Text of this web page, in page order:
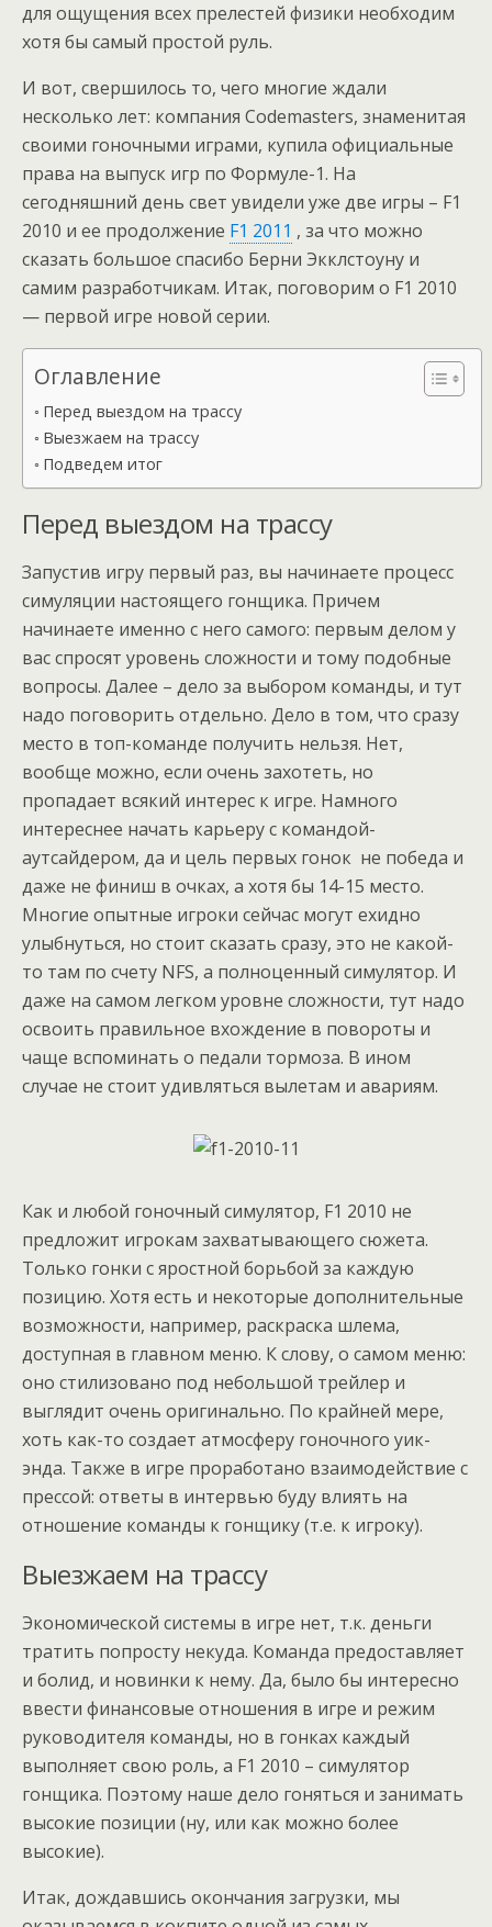
для ощущения всех прелестей физики необходим
хотя бы самый простой руль.
И вот, свершилось то, чего многие ждали
несколько лет: компания Codemasters, знаменитая
своими гоночными играми, купила официальные
права на выпуск игр по Формуле-1. На
сегодняшний день свет увидели уже две игры – F1
2010 и ее продолжение F1 2011 , за что можно
сказать большое спасибо Берни Экклстоуну и
самим разработчикам. Итак, поговорим о F1 2010
— первой игре новой серии.
Оглавление
Перед выездом на трассу
Выезжаем на трассу
Подведем итог
Перед выездом на трассу
Запустив игру первый раз, вы начинаете процесс
симуляции настоящего гонщика. Причем
начинаете именно с него самого: первым делом у
вас спросят уровень сложности и тому подобные
вопросы. Далее – дело за выбором команды, и тут
надо поговорить отдельно. Дело в том, что сразу
место в топ-команде получить нельзя. Нет,
вообще можно, если очень захотеть, но
пропадает всякий интерес к игре. Намного
интереснее начать карьеру с командой-
аутсайдером, да и цель первых гонок не победа и
даже не финиш в очках, а хотя бы 14-15 место.
Многие опытные игроки сейчас могут ехидно
улыбнуться, но стоит сказать сразу, это не какой-
то там по счету NFS, а полноценный симулятор. И
даже на самом легком уровне сложности, тут надо
освоить правильное вхождение в повороты и
чаще вспоминать о педали тормоза. В ином
случае не стоит удивляться вылетам и авариям.
Как и любой гоночный симулятор, F1 2010 не
предложит игрокам захватывающего сюжета.
Только гонки с яростной борьбой за каждую
позицию. Хотя есть и некоторые дополнительные
возможности, например, раскраска шлема,
доступная в главном меню. К слову, о самом меню:
оно стилизовано под небольшой трейлер и
выглядит очень оригинально. По крайней мере,
хоть как-то создает атмосферу гоночного уик-
энда. Также в игре проработано взаимодействие с
прессой: ответы в интервью буду влиять на
отношение команды к гонщику (т.е. к игроку).
Выезжаем на трассу
Экономической системы в игре нет, т.к. деньги
тратить попросту некуда. Команда предоставляет
и болид, и новинки к нему. Да, было бы интересно
ввести финансовые отношения в игре и режим
руководителя команды, но в гонках каждый
выполняет свою роль, а F1 2010 – симулятор
гонщика. Поэтому наше дело гоняться и занимать
высокие позиции (ну, или как можно более
высокие).
Итак, дождавшись окончания загрузки, мы